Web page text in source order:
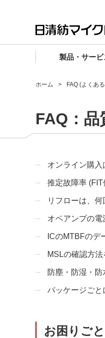
製品・サービ
マイクロ波
車載機器向
民生機器向
マイクロ波
マイクロ波
あなたの設計
電子デバイ
マイクロ波
企業理念
事業領域
事業拠点・
IR情報
サステナビ
コンプライ
ホーム FAQ (よくあ
FAQ：品
オンライン購入
推定故障率 (FIT
リフローは、
オペアンプの
ICのMTBFのデ
MSLの確認方法
防塵・防湿・
パッケージごと
お困りご